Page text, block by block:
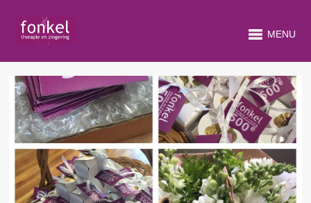
MENU